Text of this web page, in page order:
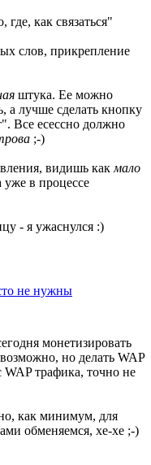
как связаться"
слов, прикрепление
штука. Ее можно
а лучше сделать кнопку
Все есессно должно
;-)
видишь как мало
уже в процессе
- я ужаснулся :)
не нужны
монетизировать
но делать WAP
WAP трафика, точно не
как минимум, для
обменяемся, хе-хе ;-)